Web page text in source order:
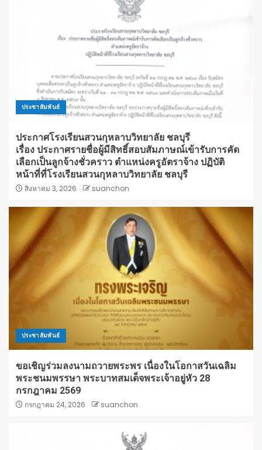
ประชาสัมพันธ์
ประกาศโรงเรียนสวนกุหลาบวิทยาลัย ชลบุรี
เรื่อง ประกาศรายชื่อผู้มีสิทธิ์สอบสัมภาษณ์เข้ารับการคัด
เลือกเป็นลูกจ้างชั่วคราว ตำแหน่งครูอัตราจ้าง ปฏิบัติ
หน้าที่ที่โรงเรียนสวนกุหลาบวิทยาลัย ชลบุรี
สิงหาคม 3, 2026 suanchon
ประชาสัมพันธ์
ขอเชิญร่วมลงนามถวายพระพร เนื่องในโอกาสวันเฉลิม
พระชนมพรรษา พระบาทสมเด็จพระเจ้าอยู่หัว 28
กรกฎาคม 2569
กรกฎาคม 24, 2026 suanchon